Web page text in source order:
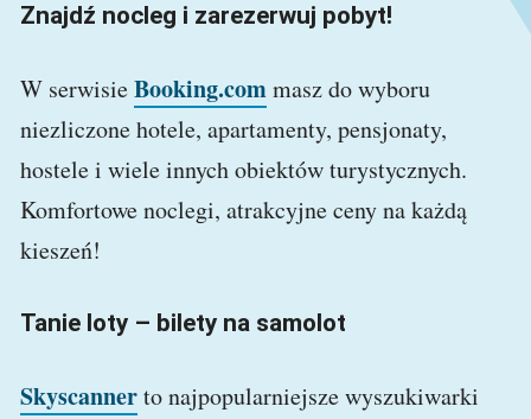
Znajdź nocleg i zarezerwuj pobyt!
W serwisieBooking.commasz do wyboru
niezliczone hotele, apartamenty, pensjonaty,
hostele i wiele innych obiektów turystycznych.
Komfortowe noclegi, atrakcyjne ceny na każdą
kieszeń!
Tanie loty – bilety na samolot
Skyscannerto najpopularniejsze wyszukiwarki